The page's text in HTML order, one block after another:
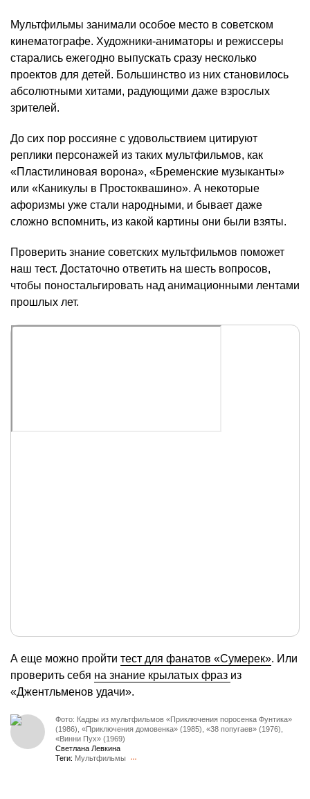
Мультфильмы занимали особое место в советском
кинематографе. Художники-аниматоры и режиссеры
старались ежегодно выпускать сразу несколько
проектов для детей. Большинство из них становилось
абсолютными хитами, радующими даже взрослых
зрителей.
До сих пор россияне с удовольствием цитируют
реплики персонажей из таких мультфильмов, как
«Пластилиновая ворона», «Бременские музыканты»
или «Каникулы в Простоквашино». А некоторые
афоризмы уже стали народными, и бывает даже
сложно вспомнить, из какой картины они были взяты.
Проверить знание советских мультфильмов поможет
наш тест. Достаточно ответить на шесть вопросов,
чтобы поностальгировать над анимационными лентами
прошлых лет.
А еще можно пройти тест для фанатов «Сумерек». Или
проверить себя на знание крылатых фраз из
«Джентльменов удачи».
Фото: Кадры из мультфильмов «Приключения поросенка Фунтика»
(1986), «Приключения домовенка» (1985), «38 попугаев» (1976),
«Винни Пух» (1969)
Светлана Левкина
Теги: Мультфильмы